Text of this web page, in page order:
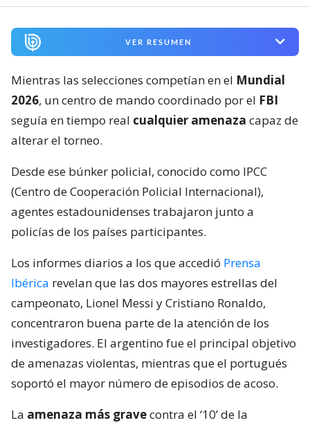
VER RESUMEN
Mientras las selecciones competían en el Mundial
2026, un centro de mando coordinado por el FBI
seguía en tiempo real cualquier amenaza capaz de
alterar el torneo.
Desde ese búnker policial, conocido como IPCC
(Centro de Cooperación Policial Internacional),
agentes estadounidenses trabajaron junto a
policías de los países participantes.
Los informes diarios a los que accedió Prensa
Ibérica revelan que las dos mayores estrellas del
campeonato, Lionel Messi y Cristiano Ronaldo,
concentraron buena parte de la atención de los
investigadores. El argentino fue el principal objetivo
de amenazas violentas, mientras que el portugués
soportó el mayor número de episodios de acoso.
La amenaza más gravecontra el ‘10’ de la